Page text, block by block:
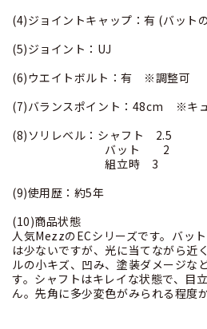
(4)ジョイントキャップ：有 (バットの
(5)ジョイント：UJ
(6)ウエイトボルト：有 ※調整可
(7)バランスポイント：48cm ※キ
(8)ソリレベル：シャフト 2.5
バット 2
組立時 3
(9)使用歴：約5年
(10)商品状態
人気MezzのECシリーズです。バッ
は少ないですが、光に当てながら近
ルの小キズ、凹み、塗装ダメージな
す。シャフトはキレイな状態で、目
ん。先角に多少変色がみられる程度